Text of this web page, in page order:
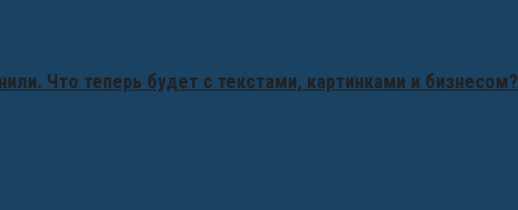
Что теперь будет с текстами, картинками и бизнесом?